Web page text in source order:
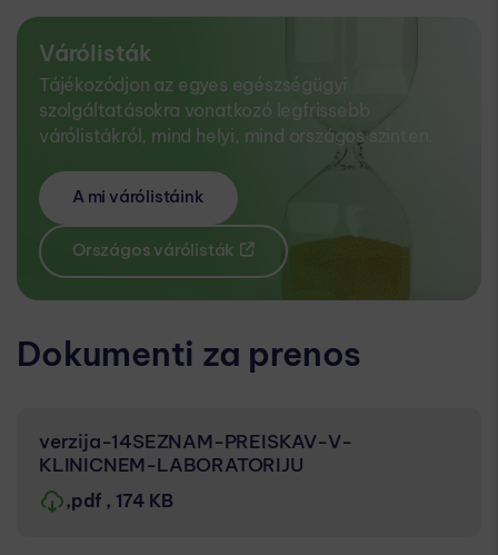
Várólisták
Tájékozódjon az egyes egészségügyi
szolgáltatásokra vonatkozó legfrissebb
várólistákról, mind helyi, mind országos szinten.
A mi várólistáink
Országos várólisták
Dokumenti za prenos
verzija-14SEZNAM-PREISKAV-V-
KLINICNEM-LABORATORIJU
,pdf , 174 KB